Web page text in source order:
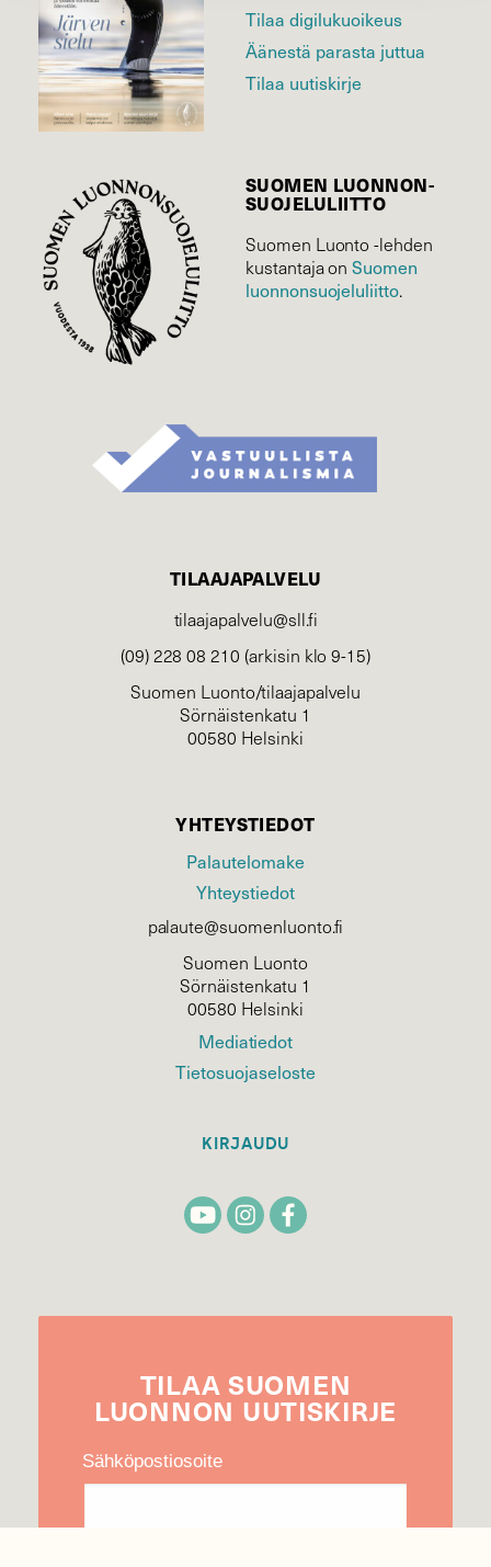
Tilaa digilukuoikeus
Äänestä parasta juttua
Tilaa uutiskirje
SUOMEN LUONNON­
SUOJELU­LIITTO
Suomen Luonto -lehden
kustantaja onSuomen
luonnonsuojelu­liitto.
TILAAJAPALVELU
tilaajapalvelu@sll.fi
(09) 228 08 210 (arkisin klo 9-15)
Suomen Luonto/tilaajapalvelu
Sörnäistenkatu 1
00580 Helsinki
YHTEYSTIEDOT
Palautelomake
Yhteystiedot
palaute@suomenluonto.fi
Suomen Luonto
Sörnäistenkatu 1
00580 Helsinki
Mediatiedot
Tietosuojaseloste
KIRJAUDU
TILAA SUOMEN
LUONNON UUTIS­KIRJE
Sähköpostiosoite